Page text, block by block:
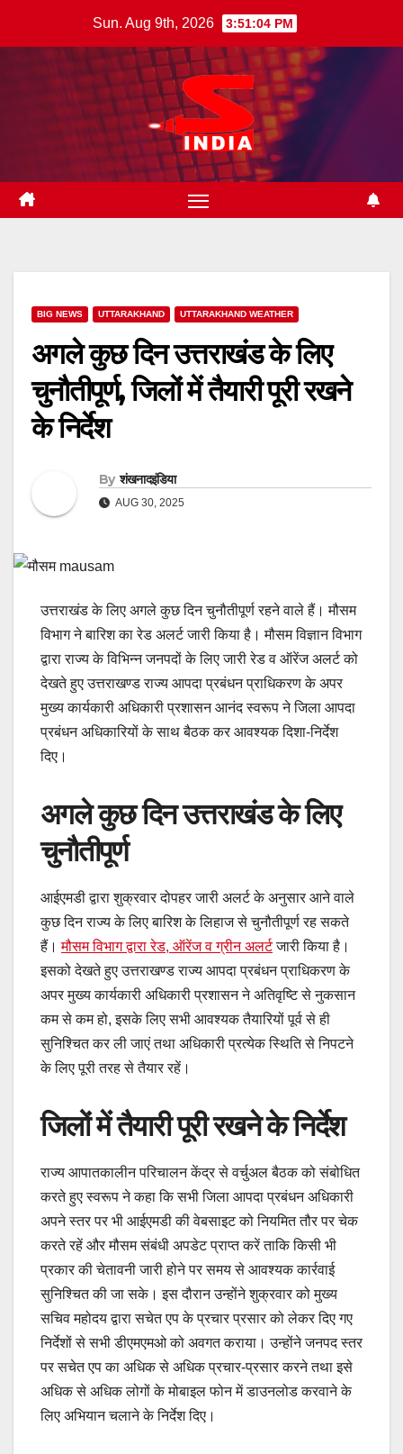
Sun. Aug 9th, 2026 3:51:05 PM
BIG NEWS UTTARAKHAND UTTARAKHAND WEATHER
अगले कुछ दिन उत्तराखंड के लिए
चुनौतीपूर्ण, जिलों में तैयारी पूरी रखने
के निर्देश
By शंखनादइंडिया
AUG 30, 2025
उत्तराखंड के लिए अगले कुछ दिन चुनौतीपूर्ण रहने वाले हैं। मौसम
विभाग ने बारिश का रेड अलर्ट जारी किया है। मौसम विज्ञान विभाग
द्वारा राज्य के विभिन्न जनपदों के लिए जारी रेड व ऑरेंज अलर्ट को
देखते हुए उत्तराखण्ड राज्य आपदा प्रबंधन प्राधिकरण के अपर
मुख्य कार्यकारी अधिकारी प्रशासन आनंद स्वरूप ने जिला आपदा
प्रबंधन अधिकारियों के साथ बैठक कर आवश्यक दिशा-निर्देश
दिए।
अगले कुछ दिन उत्तराखंड के लिए
चुनौतीपूर्ण
आईएमडी द्वारा शुक्रवार दोपहर जारी अलर्ट के अनुसार आने वाले
कुछ दिन राज्य के लिए बारिश के लिहाज से चुनौतीपूर्ण रह सकते
हैं।मौसम विभाग द्वारा रेड, ऑरेंज व ग्रीन अलर्टजारी किया है।
इसको देखते हुए उत्तराखण्ड राज्य आपदा प्रबंधन प्राधिकरण के
अपर मुख्य कार्यकारी अधिकारी प्रशासन ने अतिवृष्टि से नुकसान
कम से कम हो, इसके लिए सभी आवश्यक तैयारियों पूर्व से ही
सुनिश्चित कर ली जाएं तथा अधिकारी प्रत्येक स्थिति से निपटने
के लिए पूरी तरह से तैयार रहें।
जिलों में तैयारी पूरी रखने के निर्देश
राज्य आपातकालीन परिचालन केंद्र से वर्चुअल बैठक को संबोधित
करते हुए स्वरूप ने कहा कि सभी जिला आपदा प्रबंधन अधिकारी
अपने स्तर पर भी आईएमडी की वेबसाइट को नियमित तौर पर चेक
करते रहें और मौसम संबंधी अपडेट प्राप्त करें ताकि किसी भी
प्रकार की चेतावनी जारी होने पर समय से आवश्यक कार्रवाई
सुनिश्चित की जा सके। इस दौरान उन्होंने शुक्रवार को मुख्य
सचिव महोदय द्वारा सचेत एप के प्रचार प्रसार को लेकर दिए गए
निर्देशों से सभी डीएमएमओ को अवगत कराया। उन्होंने जनपद स्तर
पर सचेत एप का अधिक से अधिक प्रचार-प्रसार करने तथा इसे
अधिक से अधिक लोगों के मोबाइल फोन में डाउनलोड करवाने के
लिए अभियान चलाने के निर्देश दिए।